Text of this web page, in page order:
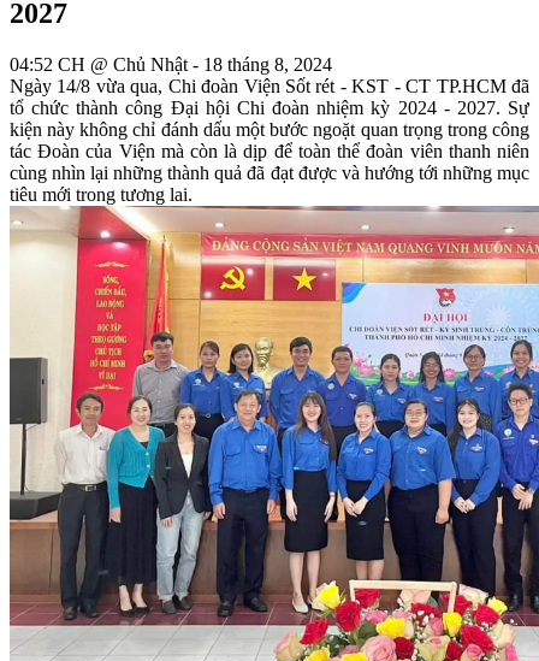
2027
04:52 CH @ Chủ Nhật - 18 tháng 8, 2024
Ngày 14/8 vừa qua, Chi đoàn Viện Sốt rét - KST - CT TP.HCM đã
tổ chức thành công Đại hội Chi đoàn nhiệm kỳ 2024 - 2027. Sự
kiện này không chỉ đánh dấu một bước ngoặt quan trọng trong công
tác Đoàn của Viện mà còn là dịp để toàn thể đoàn viên thanh niên
cùng nhìn lại những thành quả đã đạt được và hướng tới những mục
tiêu mới trong tương lai.